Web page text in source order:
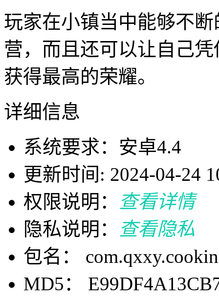
玩家在小镇当中能够不
营，而且还可以让自己
获得最高的荣耀。
详细信息
系统要求：安卓4.4
更新时间: 2024-04-24
权限说明：
查看详情
隐私说明：
查看隐私
包名：
MD5：